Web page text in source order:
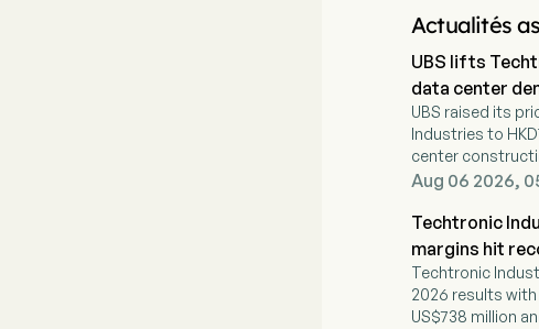
Actualités
UBS lifts
data center
UBS raised its
Industries to
center
percent EPS
Aug 06 2026,
Techtronic
margins hit
Techtronic
2026 results
US$738 million